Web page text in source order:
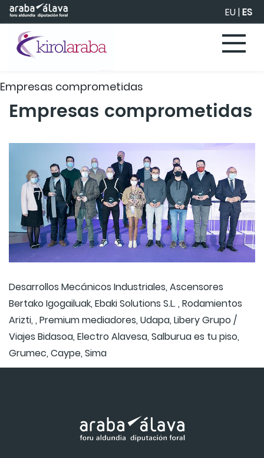
Saltar al contenido principal EU|ES
Empresas comprometidas
Empresas comprometidas
Desarrollos Mecánicos Industriales, Ascensores
Bertako Igogailuak, Ebaki Solutions S.L. , Rodamientos
Arizti, , Premium mediadores, Udapa, Libery Grupo /
Viajes Bidasoa, Electro Alavesa, Salburua es tu piso,
Grumec, Caype, Sima